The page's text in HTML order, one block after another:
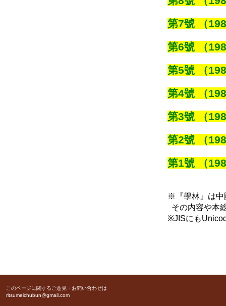
第7號 （
第6號 （
第5號 （
第4號 （
第3號 （
第2號 （
第1號 （
※『學林』は中
その内容や本
※JISにも
このページに関するご意見・お問い合わせは
ritsumeichubun@gmail.com